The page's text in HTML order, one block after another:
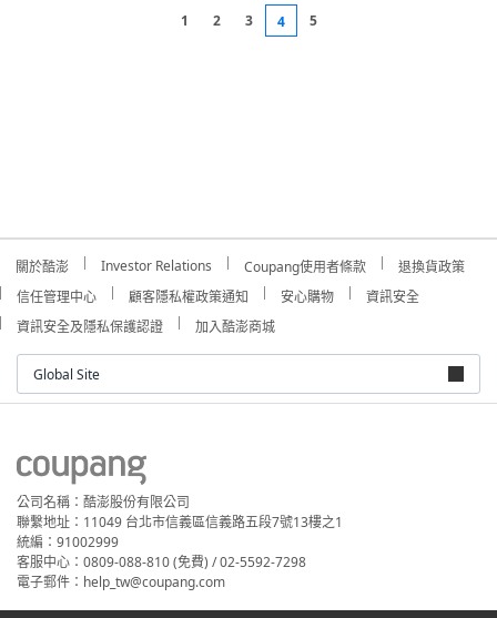
1 2 3 4 5
關於酷澎 Investor Relations Coupang使用者條款
退換貨政策
信任管理中心
顧客隱私權政策通知 安心購物
資訊安全
資訊安全及隱私保護認證
加入酷澎商城
Global Site
公司名稱：酷澎股份有限公司
聯繫地址：11049 台北市信義區信義路五段7號13樓之1
統編：91002999
客服中心：0809-088-810 (免費) / 02-5592-7298
電子郵件：help_tw@coupang.com